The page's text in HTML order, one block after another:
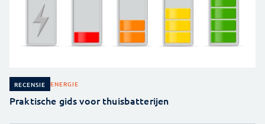
RECENSIE ENERGIE
Praktische gids voor thuisbatterijen